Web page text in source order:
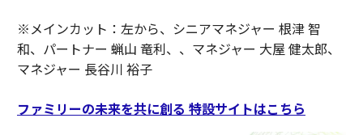
※メインカット：左から、シニアマネジャー 根津 智
和、パートナー 蝋山 竜利、、マネジャー 大屋 健太郎、
マネジャー 長谷川 裕子
ファミリーの未来を共に創る 特設サイトはこちら